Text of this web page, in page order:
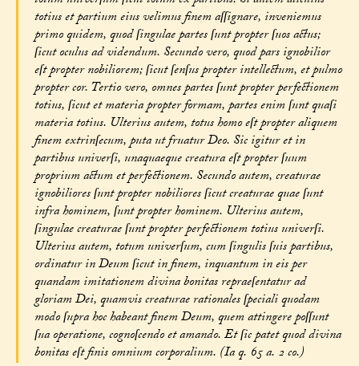
totius et partium eius velimus finem aſſignare, inveniemus
primo quidem, quod ſingulae partes ſunt propter ſuos actus;
ſicut oculus ad videndum. Secundo vero, quod pars ignobilior
eſt propter nobiliorem; ſicut ſenſus propter intellectum, et pulmo
propter cor. Tertio vero, omnes partes ſunt propter perfectionem
totius, ſicut et materia propter formam, partes enim ſunt quaſi
materia totius. Ulterius autem, totus homo eſt propter aliquem
finem extrinſecum, puta ut fruatur Deo. Sic igitur et in
partibus univerſi, unaquaeque creatura eſt propter ſuum
proprium actum et perfectionem. Secundo autem, creaturae
ignobiliores ſunt propter nobiliores ſicut creaturae quae ſunt
infra hominem, ſunt propter hominem. Ulterius autem,
ſingulae creaturae ſunt propter perfectionem totius univerſi.
Ulterius autem, totum univerſum, cum ſingulis ſuis partibus,
ordinatur in Deum ſicut in finem, inquantum in eis per
quandam imitationem divina bonitas repraeſentatur ad
gloriam Dei, quamvis creaturae rationales ſpeciali quodam
modo ſupra hoc habeant finem Deum, quem attingere poſſunt
ſua operatione, cognoſcendo et amando. Et ſic patet quod divina
bonitas eſt finis omnium corporalium. (Ia q. 65 a. 2 co.)